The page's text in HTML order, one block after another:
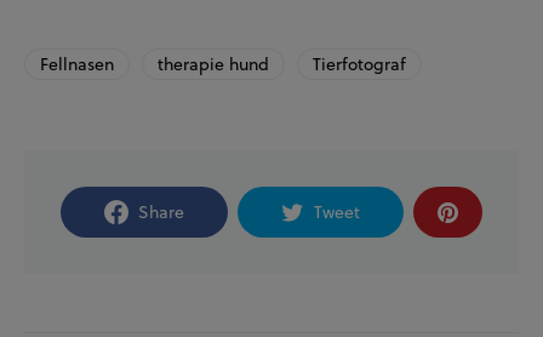
Fellnasen therapie hund Tierfotograf
Share Tweet